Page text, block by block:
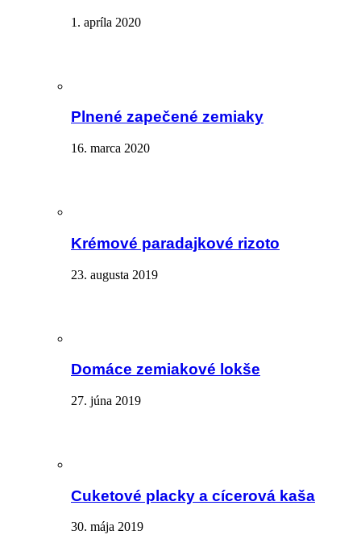
1. apríla 2020
Plnené zapečené zemiaky
16. marca 2020
Krémové paradajkové rizoto
23. augusta 2019
Domáce zemiakové lokše
27. júna 2019
Cuketové placky a cícerová kaša
30. mája 2019